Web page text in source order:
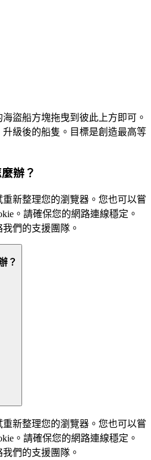
盜船方塊拖曳到彼此上方即可。
級後的船隻。目標是創造最高等
辦？
新整理您的瀏覽器。您也可以嘗
。請確保您的網路連線穩定。
們的支援團隊。
？
新整理您的瀏覽器。您也可以嘗
。請確保您的網路連線穩定。
們的支援團隊。